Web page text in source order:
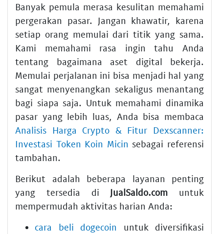
Banyak pemula merasa kesulitan memahami
pergerakan pasar. Jangan khawatir, karena
setiap orang memulai dari titik yang sama.
Kami memahami rasa ingin tahu Anda
tentang bagaimana aset digital bekerja.
Memulai perjalanan ini bisa menjadi hal yang
sangat menyenangkan sekaligus menantang
bagi siapa saja. Untuk memahami dinamika
pasar yang lebih luas, Anda bisa membaca
Analisis Harga Crypto & Fitur Dexscanner:
Investasi Token Koin Micin sebagai referensi
tambahan.
Berikut adalah beberapa layanan penting
yang tersedia di JualSaldo.com untuk
mempermudah aktivitas harian Anda:
cara beli dogecoin untuk diversifikasi